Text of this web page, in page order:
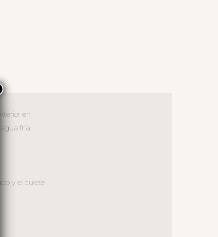
en
fría,
y el culete